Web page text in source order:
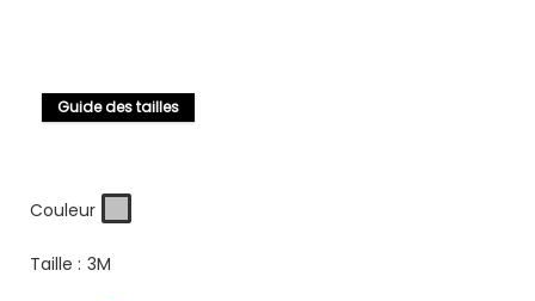
Guide des tailles
Couleur
Taille : 3M